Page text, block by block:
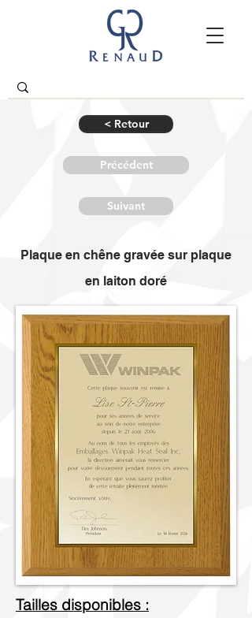
< Retour
Précédent
Suivant
Plaque en chêne gravée sur plaque
en laiton doré
Tailles disponibles :